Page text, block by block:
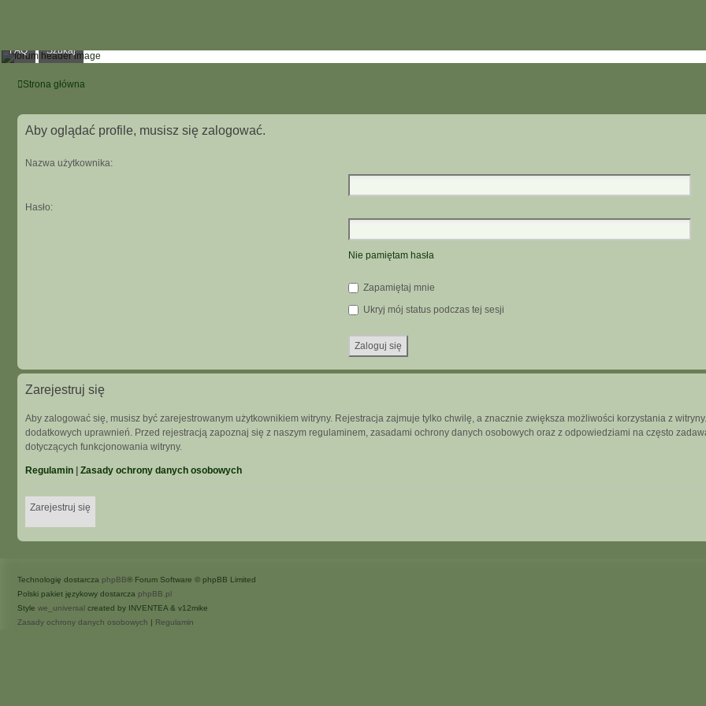
FAQ Szukaj
Strona główna
Aby oglądać profile, musisz się zalogować.
Nazwa użytkownika:
Hasło:
Nie pamiętam hasła
Zapamiętaj mnie
Ukryj mój status podczas tej sesji
Zarejestruj się
Aby zalogować się, musisz być zarejestrowanym użytkownikiem witryny. Rejestracja zajmuje tylko chwilę, a znacznie zwiększa możliwości korzystania z
dodatkowych uprawnień. Przed rejestracją zapoznaj się z naszym regulaminem, zasadami ochrony danych osobowych oraz z odpowiedziami na często
dotyczących funkcjonowania witryny.
Regulamin Zasady ochrony danych osobowych
Zarejestruj się
Technologię dostarcza phpBB® Forum Software © phpBB Limited
Polski pakiet językowy dostarcza phpBB.pl
Style we_universal created by INVENTEA & v12mike
Zasady ochrony danych osobowych | Regulamin